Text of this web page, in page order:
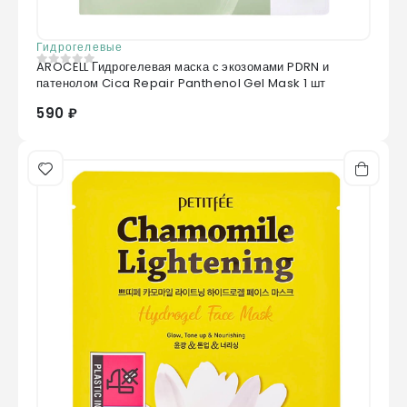
Гидрогелевые
0из 5
AROCELL Гидрогелевая маска с экозомами PDRN и
патенолом Cica Repair Panthenol Gel Mask 1 шт
590 ₽